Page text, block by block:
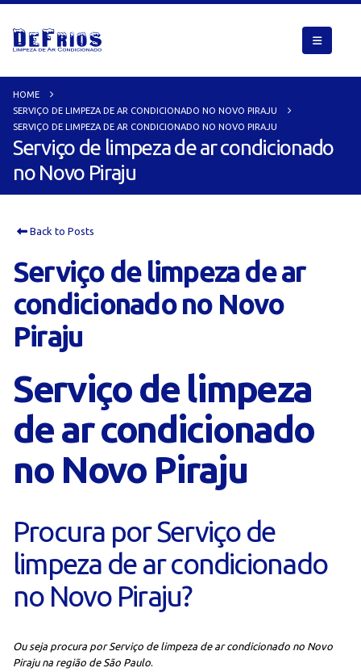
HOME
SERVIÇO DE LIMPEZA DE AR CONDICIONADO NO NOVO PIRAJU
SERVIÇO DE LIMPEZA DE AR CONDICIONADO NO NOVO PIRAJU
Serviço de limpeza de ar condicionado
no Novo Piraju
Back to Posts
Serviço de limpeza de ar
condicionado no Novo
Piraju
Serviço de limpeza
de ar condicionado
no Novo Piraju
Procura por Serviço de
limpeza de ar condicionado
no Novo Piraju?
Ou seja procura por Serviço de limpeza de ar condicionado no Novo
Piraju na região de São Paulo.